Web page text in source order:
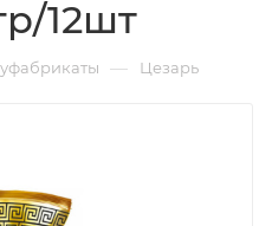
12шт
— Цезарь